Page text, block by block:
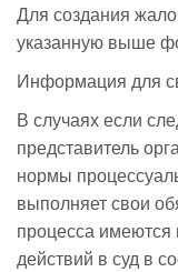
Для создания
указанную выше
Информация для
В случаях если
представитель
нормы
выполняет свои
процесса
действий в суд в